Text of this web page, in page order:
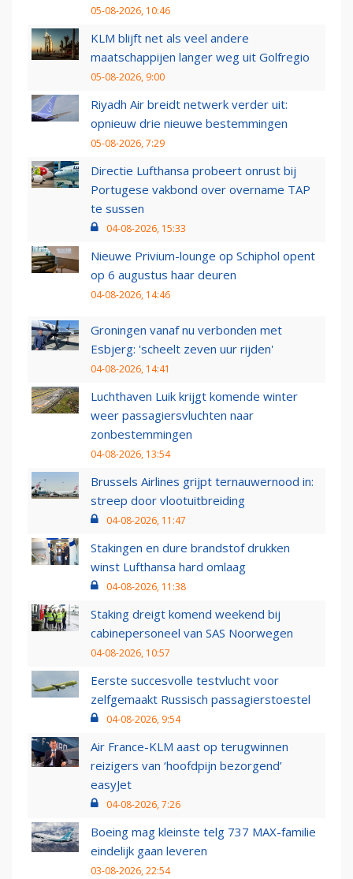
05-08-2026, 10:46
KLM blijft net als veel andere
maatschappijen langer weg uit Golfregio
05-08-2026, 9:00
Riyadh Air breidt netwerk verder uit:
opnieuw drie nieuwe bestemmingen
05-08-2026, 7:29
Directie Lufthansa probeert onrust bij
Portugese vakbond over overname TAP
te sussen
04-08-2026, 15:33
Nieuwe Privium-lounge op Schiphol opent
op 6 augustus haar deuren
04-08-2026, 14:46
Groningen vanaf nu verbonden met
Esbjerg: 'scheelt zeven uur rijden'
04-08-2026, 14:41
Luchthaven Luik krijgt komende winter
weer passagiersvluchten naar
zonbestemmingen
04-08-2026, 13:54
Brussels Airlines grijpt ternauwernood in:
streep door vlootuitbreiding
04-08-2026, 11:47
Stakingen en dure brandstof drukken
winst Lufthansa hard omlaag
04-08-2026, 11:38
Staking dreigt komend weekend bij
cabinepersoneel van SAS Noorwegen
04-08-2026, 10:57
Eerste succesvolle testvlucht voor
zelfgemaakt Russisch passagierstoestel
04-08-2026, 9:54
Air France-KLM aast op terugwinnen
reizigers van ‘hoofdpijn bezorgend’
easyJet
04-08-2026, 7:26
Boeing mag kleinste telg 737 MAX-familie
eindelijk gaan leveren
03-08-2026, 22:54